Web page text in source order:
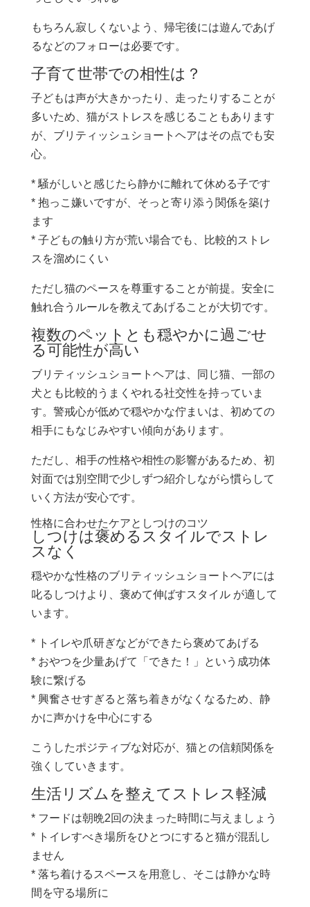
もちろん寂しくないよう、帰宅後には遊んであげ
るなどのフォローは必要です。
子育て世帯での相性は？
子どもは声が大きかったり、走ったりすることが
多いため、猫がストレスを感じることもあります
が、ブリティッシュショートヘアはその点でも安
心。
* 騒がしいと感じたら静かに離れて休める子です
* 抱っこ嫌いですが、そっと寄り添う関係を築け
ます
* 子どもの触り方が荒い場合でも、比較的ストレ
スを溜めにくい
ただし猫のペースを尊重することが前提。安全に
触れ合うルールを教えてあげることが大切です。
複数のペットとも穏やかに過ごせ
る可能性が高い
ブリティッシュショートヘアは、同じ猫、一部の
犬とも比較的うまくやれる社交性を持っていま
す。警戒心が低めで穏やかな佇まいは、初めての
相手にもなじみやすい傾向があります。
ただし、相手の性格や相性の影響があるため、初
対面では別空間で少しずつ紹介しながら慣らして
いく方法が安心です。
性格に合わせたケアとしつけのコツ
しつけは褒めるスタイルでストレ
スなく
穏やかな性格のブリティッシュショートヘアには
叱るしつけより、褒めて伸ばすスタイル が適して
います。
* トイレや爪研ぎなどができたら褒めてあげる
* おやつを少量あげて「できた！」という成功体
験に繋げる
* 興奮させすぎると落ち着きがなくなるため、静
かに声かけを中心にする
こうしたポジティブな対応が、猫との信頼関係を
強くしていきます。
生活リズムを整えてストレス軽減
* フードは朝晩2回の決まった時間に与えましょう
* トイレすべき場所をひとつにすると猫が混乱し
ません
* 落ち着けるスペースを用意し、そこは静かな時
間を守る場所に